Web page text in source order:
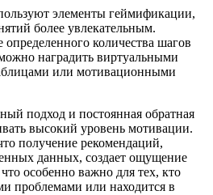
элементы геймификации,
более увлекательным.
количества шагов
наградить виртуальными
или мотивационными
подход и постоянная обратная
высокий уровень мотивации.
получение рекомендаций,
данных, создает ощущение
особенно важно для тех, кто
проблемами или находится в